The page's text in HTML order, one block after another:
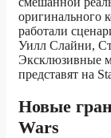
оригинального
работали
Уилл Слайни,
Эксклюзивные
представят на
Новые
Wars